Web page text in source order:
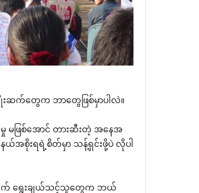
ဆက်‌တွေက ဘာ‌တွေဖြစ်မှာပါလဲ။
မဖြစ်‌အောင် တားဆီးတဲ့ အ‌နေအ
အစိုးရရဲ့စိတ်မှာ သန့်ရှင်းဖို့ပဲ လိုပါ
ရိုက် ‌ရွေးချယ်သင့်သူ‌တွေက ဘယ်